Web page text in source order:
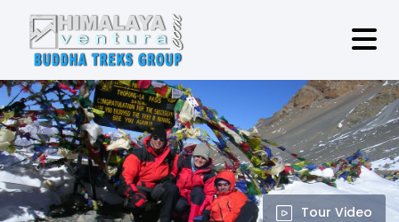
Tour Video